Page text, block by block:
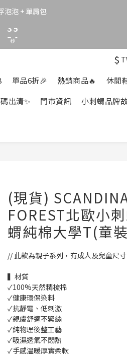
泡泡 + 單肩包
7
5
4
9
8
5
3
秒
$
單品6折🎉 熱銷商品🔥
休閒
出清✨ 門市資訊 小刺蝟品牌
(現貨)
FOREST北歐小
蝟純棉大學T(童
// 此款為親子系列，有成人及兒童尺
▍材質
✓100%天然精梳棉
✓健康環保染料
✓抗靜電、低刺激
✓親膚舒適不緊繃
✓純物理後整工藝
✓吸濕透氣不悶熱
✓手感溫暖厚實柔軟